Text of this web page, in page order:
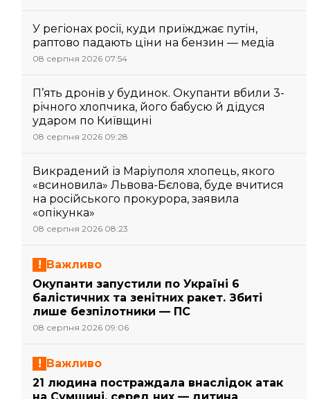
У регіонах росії, куди приїжджає путін,
раптово падають ціни на бензин — медіа
08 серпня 2026 07:54
П’ять дронів у будинок. Окупанти вбили 3-
річного хлопчика, його бабусю й дідуся
ударом по Київщині
08 серпня 2026 09:28
Викрадений із Маріуполя хлопець, якого
«всиновила» Львова-Бєлова, буде вчитися
на російського прокурора, заявила
«опікунка»
08 серпня 2026 08:23
Важливо
Окупанти запустили по Україні 6
балістичних та зенітних ракет. Збиті
лише безпілотники — ПС
08 серпня 2026 09:06
Важливо
21 людина постраждала внаслідок атак